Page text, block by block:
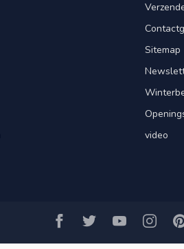
Sitemap
video